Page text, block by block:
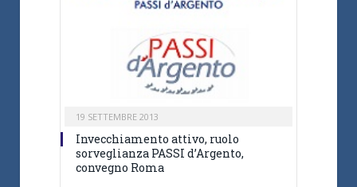
19 SETTEMBRE 2013
Invecchiamento attivo, ruolo
sorveglianza PASSI d’Argento,
convegno Roma